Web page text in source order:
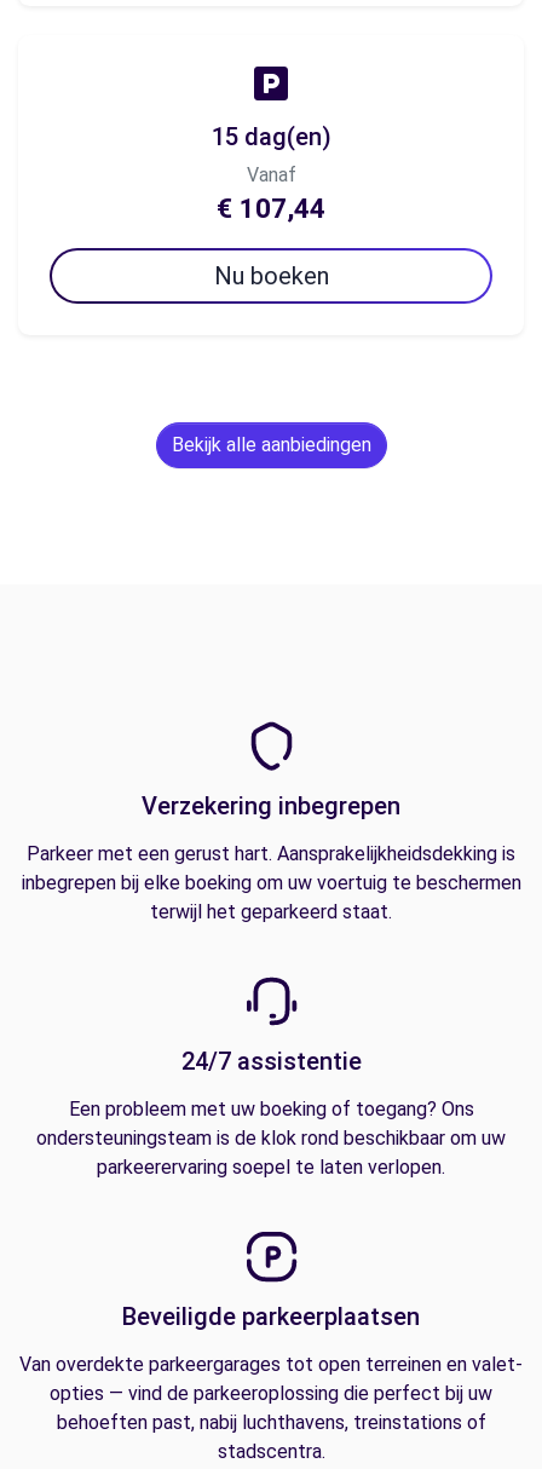
15 dag(en)
Vanaf
€ 107,44
Nu boeken
Bekijk alle aanbiedingen
Verzekering inbegrepen
Parkeer met een gerust hart. Aansprakelijkheidsdekking is
inbegrepen bij elke boeking om uw voertuig te beschermen
terwijl het geparkeerd staat.
24/7 assistentie
Een probleem met uw boeking of toegang? Ons
ondersteuningsteam is de klok rond beschikbaar om uw
parkeerervaring soepel te laten verlopen.
Beveiligde parkeerplaatsen
Van overdekte parkeergarages tot open terreinen en valet-
opties — vind de parkeeroplossing die perfect bij uw
behoeften past, nabij luchthavens, treinstations of
stadscentra.